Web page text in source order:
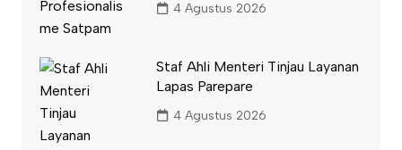
4 Agustus 2026
Staf Ahli Menteri Tinjau Layanan
Lapas Parepare
4 Agustus 2026